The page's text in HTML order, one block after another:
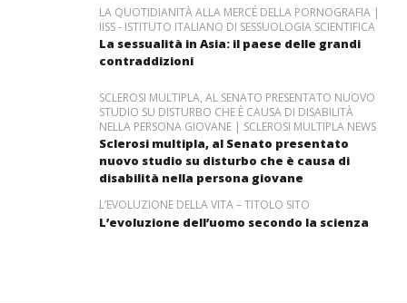
LA QUOTIDIANITÀ ALLA MERCÉ DELLA PORNOGRAFIA |
IISS - ISTITUTO ITALIANO DI SESSUOLOGIA SCIENTIFICA
La sessualità in Asia: il paese delle grandi
contraddizioni
SCLEROSI MULTIPLA, AL SENATO PRESENTATO NUOVO
STUDIO SU DISTURBO CHE È CAUSA DI DISABILITÀ
NELLA PERSONA GIOVANE | SCLEROSI MULTIPLA NEWS
Sclerosi multipla, al Senato presentato
nuovo studio su disturbo che è causa di
disabilità nella persona giovane
L’EVOLUZIONE DELLA VITA – TITOLO SITO
L’evoluzione dell’uomo secondo la scienza